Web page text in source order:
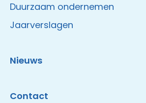
Duurzaam ondernemen
Jaarverslagen
Nieuws
Contact